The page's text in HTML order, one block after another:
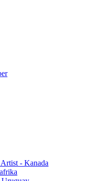
- Kanada